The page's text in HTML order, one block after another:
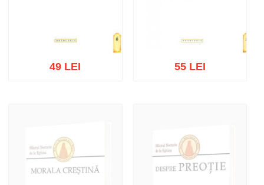
49 LEI 55 LEI